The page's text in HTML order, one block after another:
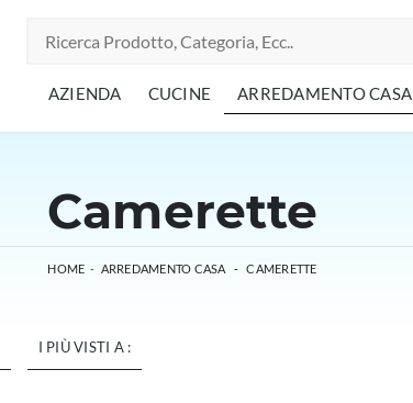
AZIENDA CUCINE ARREDAMENTO CASA
Camerette
HOME - ARREDAMENTO CASA - CAMERETTE
I PIÙ VISTI A :